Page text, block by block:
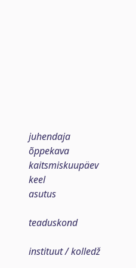
juhendaja
õppekava
kaitsmiskuupäev
keel
asutus
teaduskond
instituut / kolledž